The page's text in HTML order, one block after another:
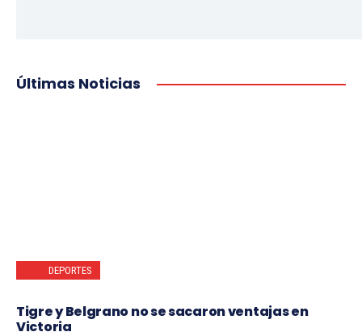
Últimas Noticias
DEPORTES
Tigre y Belgrano no se sacaron ventajas en
Victoria